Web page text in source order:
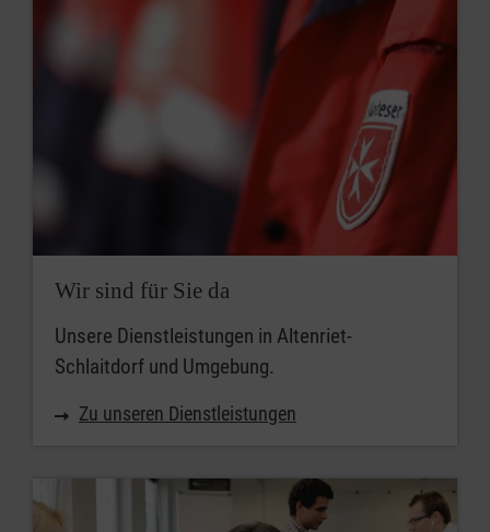
Wir sind für Sie da
Unsere Dienstleistungen in Altenriet-
Schlaitdorf und Umgebung.
Zu unseren Dienstleistungen